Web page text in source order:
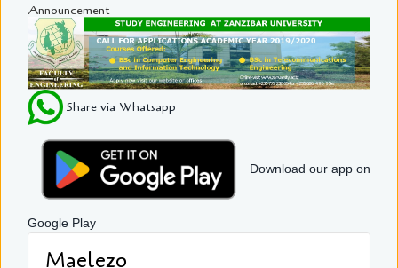
Announcement
Share via Whatsapp
Download our app on
Google Play
Maelezo